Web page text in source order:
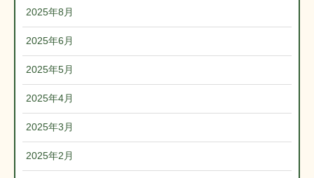
2025年8月
2025年6月
2025年5月
2025年4月
2025年3月
2025年2月